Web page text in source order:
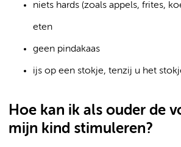
niets hards (zoals appels, frites,
eten
geen pindakaas
ijs op een stokje, tenzij u het
Hoe kan ik als ouder de
mijn kind stimuleren?